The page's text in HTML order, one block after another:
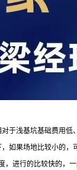
于浅基坑基础费用
如果场地比较小的，
进行的比较快的